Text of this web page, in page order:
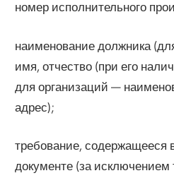
номер исполнительного
наименование должника
имя, отчество (при его
для организаций —
адрес);
требование, содержащееся
документе (за исключением